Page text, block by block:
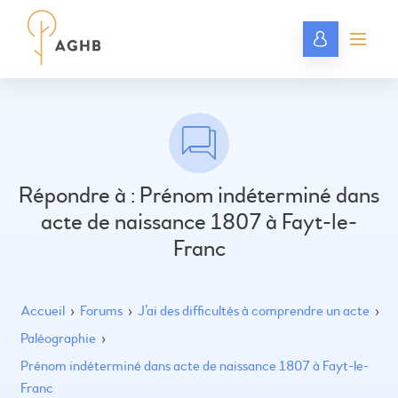
Répondre à : Prénom indéterminé dans
acte de naissance 1807 à Fayt-le-
Franc
Accueil › Forums › J’ai des difficultés à comprendre un acte ›
Paléographie ›
Prénom indéterminé dans acte de naissance 1807 à Fayt-le-
Franc